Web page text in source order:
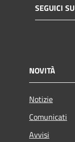
SEGUICI SU
NOVITÀ
Notizie
Comunicati
Avvisi